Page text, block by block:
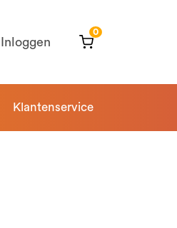
Inloggen
0
Klantenservice